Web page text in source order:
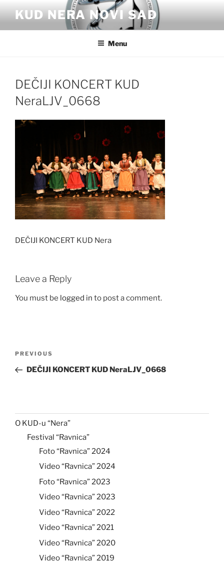
content
KUD NERA NOVI SAD
Menu
DEČIJI KONCERT KUD
NeraLJV_0668
DEČIJI KONCERT KUD Nera
Leave a Reply
You must be logged in to post a comment.
navigation
Previous
Post
PREVIOUS
DEČIJI KONCERT KUD NeraLJV_0668
O KUD-u “Nera”
Festival “Ravnica”
Foto “Ravnica” 2024
Video “Ravnica” 2024
Foto “Ravnica” 2023
Video “Ravnica” 2023
Video “Ravnica” 2022
Video “Ravnica” 2021
Video “Ravnica” 2020
Video “Ravnica” 2019